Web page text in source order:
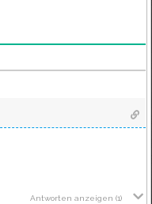
Antworten anzeigen (1)